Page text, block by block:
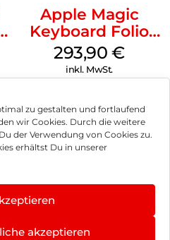
zu gestalten und fortlaufend
wir Cookies. Durch die weitere
der Verwendung von Cookies zu.
erhältst Du in unserer
akzeptieren
Apple Magic
Keyboard Folio
iPad 10.9″ (10.Gen.)
Weiß
293,90€
inkl. MwSt.